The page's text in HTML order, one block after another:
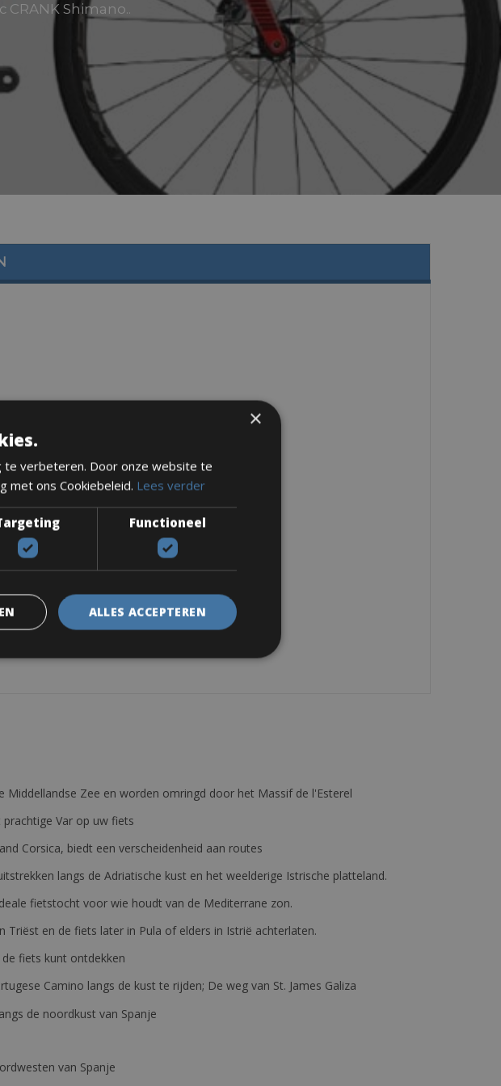
CRANK Shimano..
Middellandse Zee en worden omringd door het Massif de l'Esterel
prachtige Var op uw fiets
Corsica, biedt een verscheidenheid aan routes
langs de Adriatische kust en het weelderige Istrische platteland.
fietstocht voor wie houdt van de Mediterrane zon.
Triëst en de fiets later in Pula of elders in Istrië achterlaten.
fiets kunt ontdekken
Camino langs de kust te rijden; De weg van St. James Galiza
de noordkust van Spanje
van Spanje
×
te verbeteren. Door onze website te
met ons Cookiebeleid. Lees verder
Functioneel
ALLES ACCEPTEREN